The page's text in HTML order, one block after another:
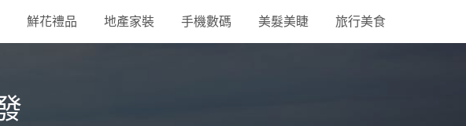
鮮花禮品 地產家裝 手機數碼 美髮美睫 旅行美食